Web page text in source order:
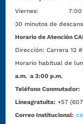
Viernes: 7:00 a.m.
30 minutos de
Horario de Atención
Dirección:Carrera 12
Horario habitual de
a.m. a 3:00 p.m.
Teléfono Conmutador:
Líneagratuita: +57
Correo Institucional: